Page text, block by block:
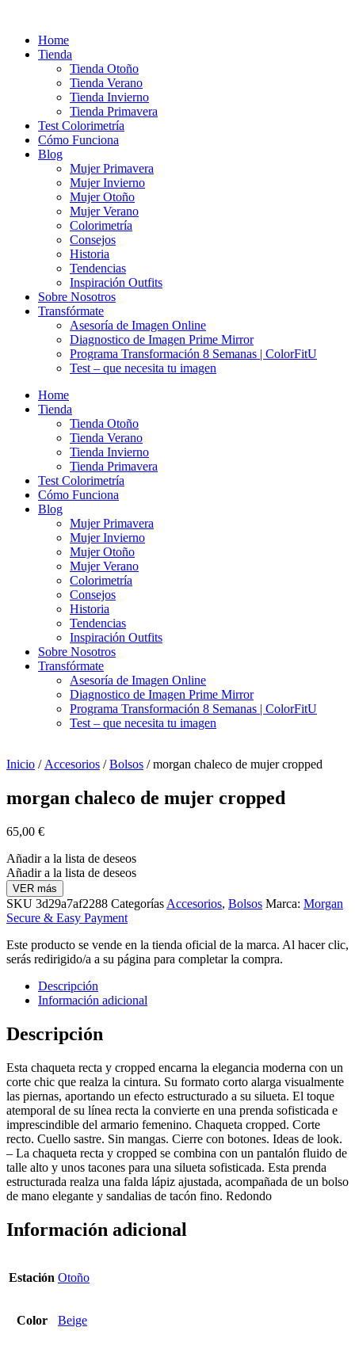
contenidoHome
Tienda
Tienda Otoño
Tienda Verano
Tienda Invierno
Tienda Primavera
Test Colorimetría
Cómo Funciona
Blog
Mujer Primavera
Mujer Invierno
Mujer Otoño
Mujer Verano
Colorimetría
Consejos
Historia
Tendencias
Inspiración Outfits
Sobre Nosotros
Transfórmate
Asesoría de Imagen Online
Diagnostico de Imagen Prime Mirror
Programa Transformación 8 Semanas | ColorFitU
Test – que necesita tu imagen
Home
Tienda
Tienda Otoño
Tienda Verano
Tienda Invierno
Tienda Primavera
Test Colorimetría
Cómo Funciona
Blog
Mujer Primavera
Mujer Invierno
Mujer Otoño
Mujer Verano
Colorimetría
Consejos
Historia
Tendencias
Inspiración Outfits
Sobre Nosotros
Transfórmate
Asesoría de Imagen Online
Diagnostico de Imagen Prime Mirror
Programa Transformación 8 Semanas | ColorFitU
Test – que necesita tu imagen
Inicio / Accesorios /Bolsos / morgan chaleco de mujer cropped
morgan chaleco de mujer cropped
65,00 €
Añadir a la lista de deseos
Añadir a la lista de deseos
VER más
SKU 3d29a7af2288 Categorías Accesorios, Bolsos Marca: Morgan
Secure & Easy Payment
Este producto se vende en la tienda oficial de la marca. Al hacer clic,
serás redirigido/a a su página para completar la compra.
Descripción
Información adicional
Descripción
Esta chaqueta recta y cropped encarna la elegancia moderna con un
corte chic que realza la cintura. Su formato corto alarga visualmente
las piernas, aportando un efecto estructurado a su silueta. El toque
atemporal de su línea recta la convierte en una prenda sofisticada e
imprescindible del armario femenino. Chaqueta cropped. Corte
recto. Cuello sastre. Sin mangas. Cierre con botones. Ideas de look.
– La chaqueta recta y cropped se combina con un pantalón fluido de
talle alto y unos tacones para una silueta sofisticada. Esta prenda
estructurada realza una falda lápiz ajustada, acompañada de un bolso
de mano elegante y sandalias de tacón fino. Redondo
Información adicional
Estación Otoño
Color Beige